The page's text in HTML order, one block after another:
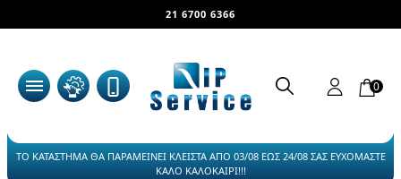
21 6700 6366
0
ΤΟ ΚΑΤΑΣΤΗΜΑ ΘΑ ΠΑΡΑΜΕΙΝΕΙ ΚΛΕΙΣΤΑ ΑΠΟ 03/08 ΕΩΣ 24/08 ΣΑΣ ΕΥΧΟΜΑΣΤΕ
ΚΑΛΟ ΚΑΛΟΚΑΙΡΙ!!!